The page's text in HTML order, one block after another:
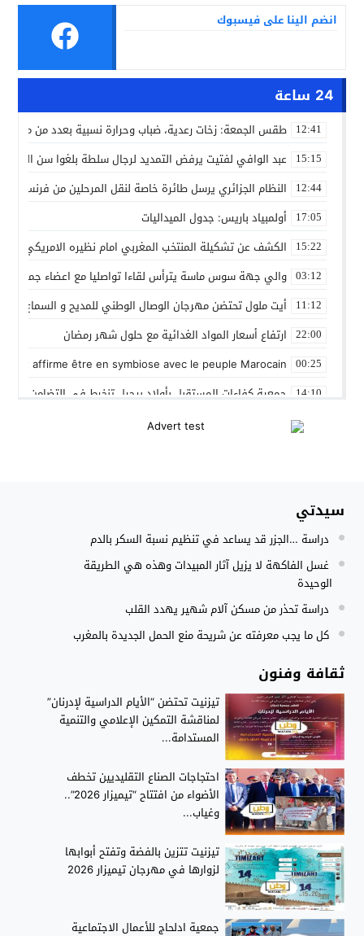
انضم الينا على فيسبوك
24 ساعة
12:41 طقس الجمعة: زخات رعدية، ضباب وحرارة نسبية بعدد من مدن
15:15 عبد الوافي لفتيت يرفض التمديد لرجال سلطة بلغوا سن التقاعد
12:44 النظام الجزائري يرسل طائرة خاصة لنقل المرحلين من فرنسا
17:05 أولمبياد باريس: جدول الميداليات
15:22 الكشف عن تشكيلة المنتخب المغربي امام نظيره الامريكي
03:12 والي جهة سوس ماسة يترأس لقاءا تواصليا مع اعضاء جماعة
11:12 أيت ملول تحتضن مهرجان الوصال الوطني للمديح و السماع من 25 إلى 30 مارس
22:00 ارتفاع أسعار المواد الغدائية مع حلول شهر رمضان
00:25
affirme être en symbiose avec le peuple Marocain
14:10 جمعية كفاءات المستقبل بأولاد برحيل تنخرط في التضامن
12:01 المنتخب المغربي داخل القاعة يتأهل الى نصف نهائي كأس
22:08
15:54 مجلس الحكومة يصادق على مشروع مرسوم مدونة التغطية
سيدتي
دراسة …الجزر قد يساعد في تنظيم نسبة السكر بالدم
غسل الفاكهة لا يزيل آثار المبيدات وهذه هي الطريقة
الوحيدة
دراسة تحذر من مسكن آلام شهير يهدد القلب
كل ما يجب معرفته عن شريحة منع الحمل الجديدة بالمغرب
ثقافة وفنون
تيزنيت تحتضن “الأيام الدراسية لإدرنان”
لمناقشة التمكين الإعلامي والتنمية
المستدامة...
احتجاجات الصناع التقليديين تخطف
الأضواء من افتتاح “تيميزار 2026”..
وغياب...
تيزنيت تتزين بالفضة وتفتح أبوابها
لزوارها في مهرجان تيميزار 2026
جمعية ادلحاج للأعمال الاجتماعية